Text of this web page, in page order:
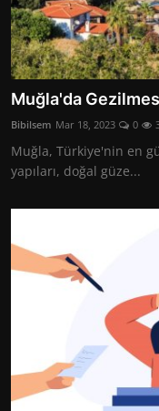
Muğla'da
Bibilsem Mar 18, 2023 0
Muğla, Türkiye'nin en
yapıları, doğal güze...